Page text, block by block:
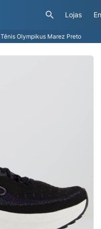
Lojas
Tênis Olympikus Marez Preto